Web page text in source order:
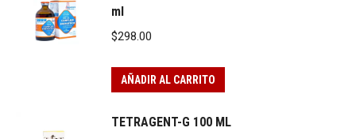
ml
$298.00
AÑADIR AL CARRITO
TETRAGENT-G 100 ML